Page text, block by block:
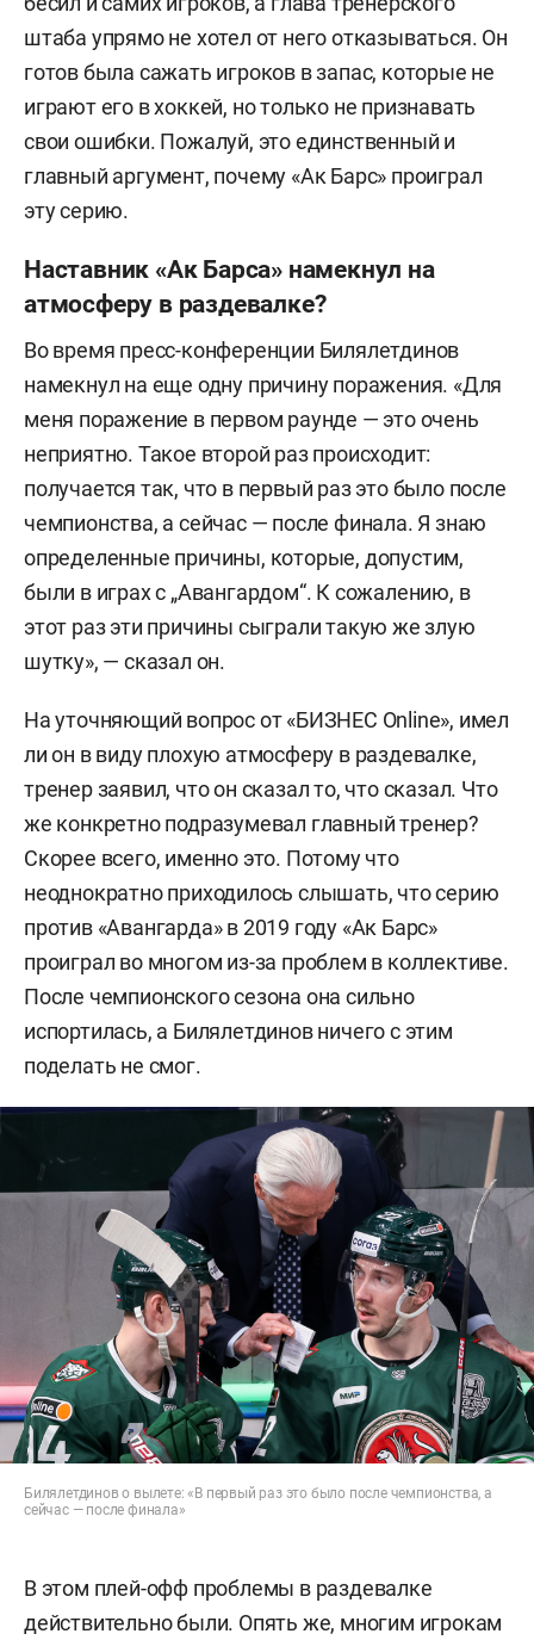
штаба упрямо не хотел от него отказываться. Он
готов была сажать игроков в запас, которые не
играют его в хоккей, но только не признавать
свои ошибки. Пожалуй, это единственный и
главный аргумент, почему «Ак Барс» проиграл
эту серию.
Наставник «Ак Барса» намекнул на
атмосферу в раздевалке?
Во время пресс-конференции Билялетдинов
намекнул на еще одну причину поражения. «Для
меня поражение в первом раунде — это очень
неприятно. Такое второй раз происходит:
получается так, что в первый раз это было после
чемпионства, а сейчас — после финала. Я знаю
определенные причины, которые, допустим,
были в играх с „Авангардом“. К сожалению, в
этот раз эти причины сыграли такую же злую
шутку», — сказал он.
На уточняющий вопрос от «БИЗНЕС Online», имел
ли он в виду плохую атмосферу в раздевалке,
тренер заявил, что он сказал то, что сказал. Что
же конкретно подразумевал главный тренер?
Скорее всего, именно это. Потому что
неоднократно приходилось слышать, что серию
против «Авангарда» в 2019 году «Ак Барс»
проиграл во многом из-за проблем в коллективе.
После чемпионского сезона она сильно
испортилась, а Билялетдинов ничего с этим
поделать не смог.
Билялетдинов о вылете: «В первый раз это было после чемпионства, а
сейчас — после финала»
В этом плей-офф проблемы в раздевалке
действительно были. Опять же, многим игрокам